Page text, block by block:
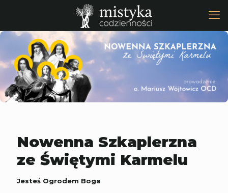
Nowenna Szkaplerzna
ze Świętymi Karmelu
Jesteś Ogrodem Boga